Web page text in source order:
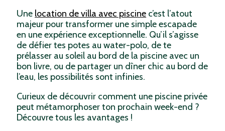
Une location de villa avec piscine c’est l’atout
majeur pour transformer une simple escapade
en une expérience exceptionnelle. Qu’il s’agisse
de défier tes potes au water-polo, de te
prélasser au soleil au bord de la piscine avec un
bon livre, ou de partager un dîner chic au bord de
l’eau, les possibilités sont infinies.
Curieux de découvrir comment une piscine privée
peut métamorphoser ton prochain week-end ?
Découvre tous les avantages !